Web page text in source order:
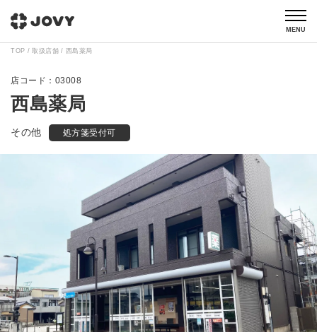
MENU
TOP 取扱店舗 西島薬局
03008
西島薬局
その他 処方箋受付可